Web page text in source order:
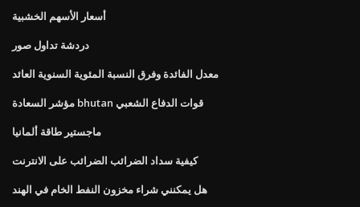
أسعار الأسهم الخشبية
دردشة تداول صور
معدل الفائدة وفرق النسبة المئوية السنوية العائد
مؤشر السعادة bhutan قوات الدفاع الشعبي
ماجستير طاقة ألمانيا
كيفية سداد الضرائب الضرائب على الانترنت
هل يمكنني شراء مخزون النفط الخام في الهند